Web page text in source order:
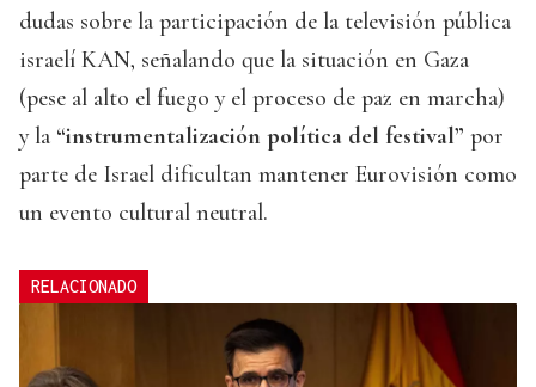
dudas sobre la participación de la televisión pública
israelí KAN, señalando que la situación en Gaza
(pese al alto el fuego y el proceso de paz en marcha)
y la “instrumentalización política del festival” por
parte de Israel dificultan mantener Eurovisión como
un evento cultural neutral.
RELACIONADO